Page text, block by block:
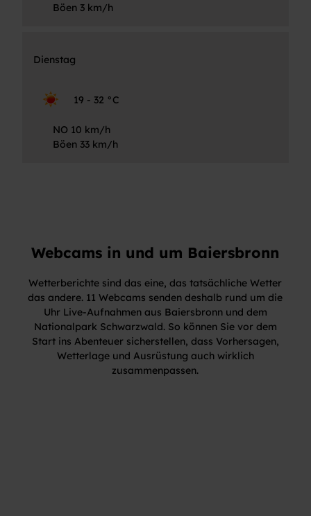
Böen 3 km/h
Dienstag
19 - 32 °C
NO 10 km/h
Böen 33 km/h
Webcams in und um Baiersbronn
Wetterberichte sind das eine, das tatsächliche Wetter
das andere. 11 Webcams senden deshalb rund um die
Uhr Live-Aufnahmen aus Baiersbronn und dem
Nationalpark Schwarzwald. So können Sie vor dem
Start ins Abenteuer sicherstellen, dass Vorhersagen,
Wetterlage und Ausrüstung auch wirklich
zusammenpassen.